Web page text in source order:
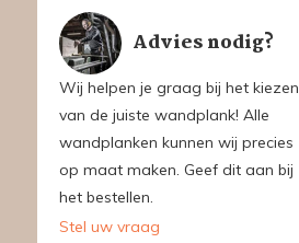
Advies nodig?
Wij helpen je graag bij het kiezen
van de juiste wandplank! Alle
wandplanken kunnen wij precies
op maat maken. Geef dit aan bij
het bestellen.
Stel uw vraag